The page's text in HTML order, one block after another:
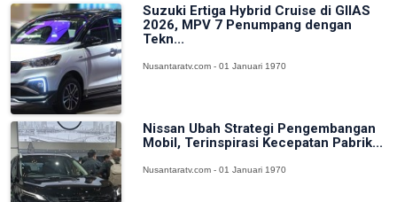
Suzuki Ertiga Hybrid Cruise di GIIAS
2026, MPV 7 Penumpang dengan
Tekn...
Nusantaratv.com - 01 Januari 1970
Nissan Ubah Strategi Pengembangan
Mobil, Terinspirasi Kecepatan Pabrik...
Nusantaratv.com - 01 Januari 1970